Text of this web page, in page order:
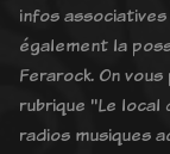
infos
également la
Ferarock. On
rubrique "Le
radios musiques